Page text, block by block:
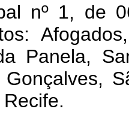
nº 1, de
Panela,